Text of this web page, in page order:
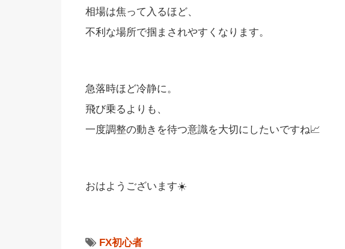
相場は焦って入るほど、
不利な場所で掴まされやすくなります。
急落時ほど冷静に。
飛び乗るよりも、
一度調整の動きを待つ意識を大切にしたいですね📈
おはようございます☀️
FX初心者